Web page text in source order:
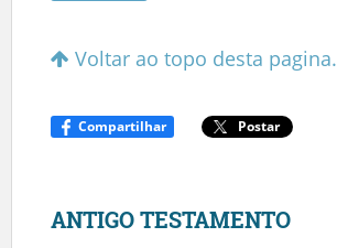
Voltar ao topo desta pagina.
Compartilhar Postar
ANTIGO TESTAMENTO